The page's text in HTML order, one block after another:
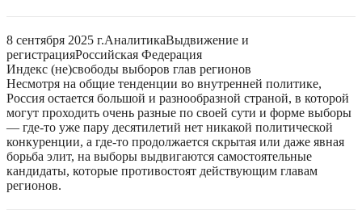
8 сентября 2025 г.АналитикаВыдвижение и
регистрацияРоссийская Федерация
Индекс (не)свободы выборов глав регионов
Несмотря на общие тенденции во внутренней политике,
Россия остается большой и разнообразной страной, в которой
могут проходить очень разные по своей сути и форме выборы
— где-то уже пару десятилетий нет никакой политической
конкуренции, а где-то продолжается скрытая или даже явная
борьба элит, на выборы выдвигаются самостоятельные
кандидаты, которые противостоят действующим главам
регионов.